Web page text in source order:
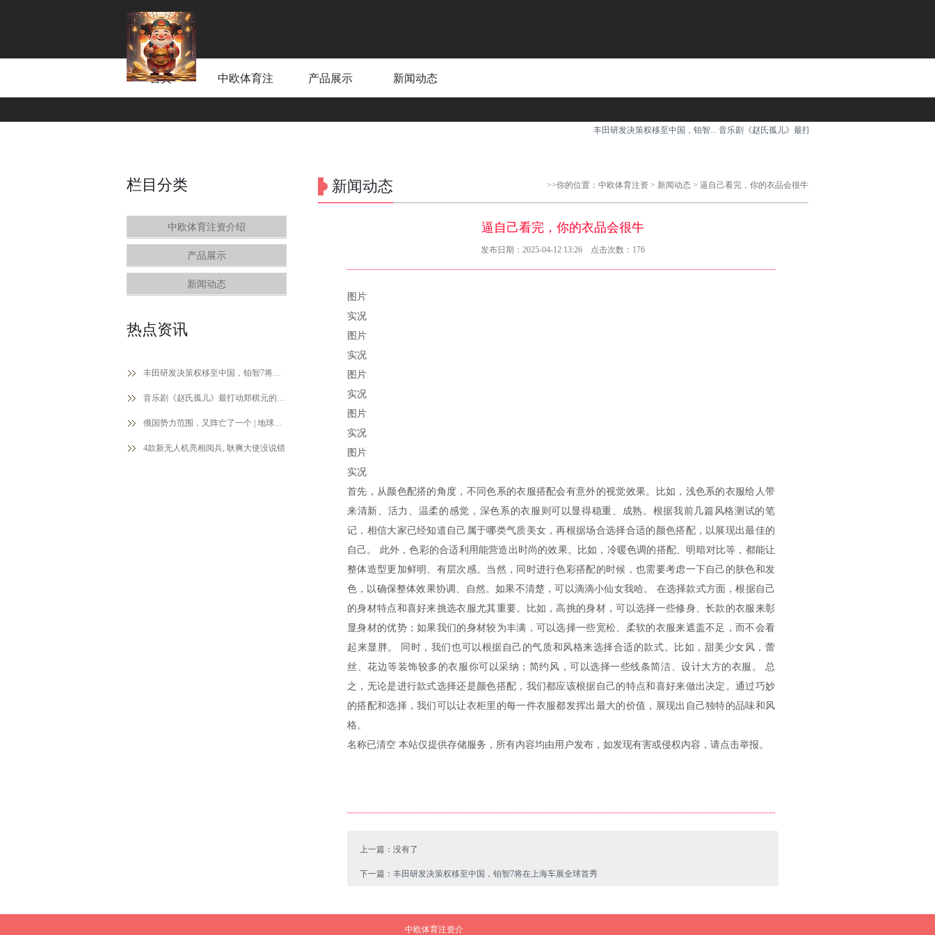
首页 中欧体育注 产品展示 新闻动态
丰田研发决策权移至中国，铂智... 音乐剧《赵氏孤儿》最打动郑棋元...
栏目分类
中欧体育注资介绍
产品展示
新闻动态
热点资讯
丰田研发决策权移至中国，铂智7将在上海
音乐剧《赵氏孤儿》最打动郑棋元的一句
俄国势力范围，又阵亡了一个 | 地球知识
4款新无人机亮相阅兵, 耿爽大使没说错
新闻动态 >>你的位置： 中欧体育注资 > 新闻动态 > 逼自己看完，你的衣品会很牛
逼自己看完，你的衣品会很牛
发布日期：2025-04-12 13:26 点击次数：176
图片
实况
图片
实况
图片
实况
图片
实况
图片
实况
首先，从颜色配搭的角度，不同色系的衣服搭配会有意外的视觉效果。比如，浅色系的衣服给人带
来清新、活力、温柔的感觉，深色系的衣服则可以显得稳重、成熟。根据我前几篇风格测试的笔
记，相信大家已经知道自己属于哪类气质美女，再根据场合选择合适的颜色搭配，以展现出最佳的
自己。 此外，色彩的合适利用能营造出时尚的效果。比如，冷暖色调的搭配、明暗对比等，都能让
整体造型更加鲜明、有层次感。当然，同时进行色彩搭配的时候，也需要考虑一下自己的肤色和发
色，以确保整体效果协调、自然。如果不清楚，可以滴滴小仙女我哈。 在选择款式方面，根据自己
的身材特点和喜好来挑选衣服尤其重要。比如，高挑的身材，可以选择一些修身、长款的衣服来彰
显身材的优势；如果我们的身材较为丰满，可以选择一些宽松、柔软的衣服来遮盖不足，而不会看
起来显胖。 同时，我们也可以根据自己的气质和风格来选择合适的款式。比如，甜美少女风，蕾
丝、花边等装饰较多的衣服你可以采纳；简约风，可以选择一些线条简洁、设计大方的衣服。 总
之，无论是进行款式选择还是颜色搭配，我们都应该根据自己的特点和喜好来做出决定。通过巧妙
的搭配和选择，我们可以让衣柜里的每一件衣服都发挥出最大的价值，展现出自己独特的品味和风
格。
名称已清空 本站仅提供存储服务，所有内容均由用户发布，如发现有害或侵权内容，请点击举报。
上一篇：没有了
下一篇： 丰田研发决策权移至中国，铂智7将在上海车展全球首秀
中欧体育注资介